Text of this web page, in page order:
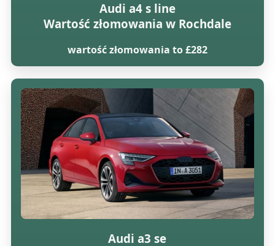
Audi a4 s line
Wartość złomowania w Rochdale
wartość złomowania to £282
Audi a3 se